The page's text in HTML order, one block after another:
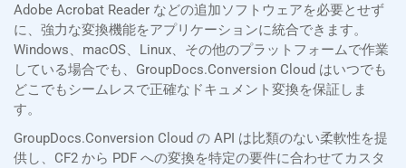
Adobe Acrobat Reader などの追加ソフトウェアを必要とせず
に、強力な変換機能をアプリケーションに統合できます。
Windows、macOS、Linux、その他のプラットフォームで作業
している場合でも、GroupDocs.Conversion Cloud はいつでも
どこでもシームレスで正確なドキュメント変換を保証しま
す。
GroupDocs.Conversion Cloud の API は比類のない柔軟性を提
供し、CF2 から PDF への変換を特定の要件に合わせてカスタ